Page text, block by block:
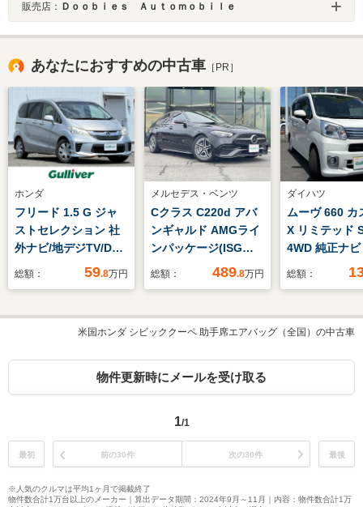
販売店： Ｄｏｏｂｉｅｓ Ａｕｔｏｍｏｂｉｌｅ
あなたにおすすめの中古車 ［PR］
ホンダ
フリード 1.5 G ジャ
ストセレクション 社
外ナビ/地デジTV/DVD
再生/Bluetooth/バッ
イト/スマートキー/ス
テアリングリモコン/
イザー/横滑り防止装
総額： 59.8万円
メルセデス・ベンツ
Cクラス C220d アバ
ンギャルド AMGライ
ンパッケージ(ISG搭
載モデル)ディーゼル
囲/HUD/BSM/温
席/ETC2.0
総額： 489.8万円
ダイハツ
ムーヴ 660 カ
X リミテッド
4WD 純正ナ
セグTV ド
アイドリング
プ プッシュ
AW フォグ
総額：
米国ホンダ シビッククーペ 助手席エアバッグ（全国）の中古車
物件更新時にメールを受け取る
1/1
最初 前の30件 次の30件 最後
※人気のクルマは平均1ヶ月で掲載終了
物件数合計1万台以上のメーカー｜算出データ期間：2024年9月～11月｜内容：物件数合計1万